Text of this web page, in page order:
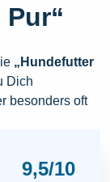
„Hundefutter
Dich
besonders oft
9,5/10